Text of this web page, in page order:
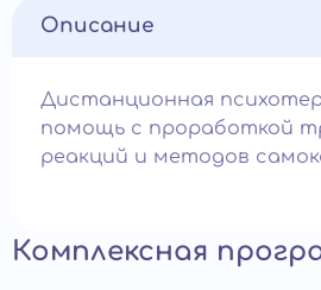
Описание
Дистанционная
помощь с проработкой
реакций и методов
Комплексная